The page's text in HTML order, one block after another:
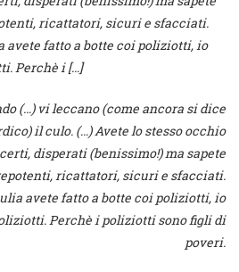
ricattatori, sicuri e sfacciati.
avete fatto a botte coi poliziotti, io
Perchè i […]
(…) vi leccano (come ancora si dice
il culo. (…) Avete lo stesso occhio
disperati (benissimo!) ma sapete
ricattatori, sicuri e sfacciati.
avete fatto a botte coi poliziotti, io
Perchè i poliziotti sono figli di
poveri.